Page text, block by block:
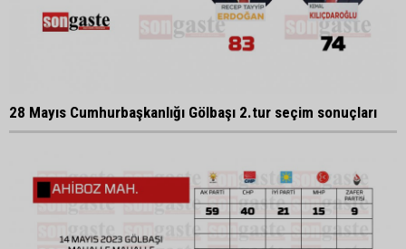
28 Mayıs Cumhurbaşkanlığı Gölbaşı 2.tur seçim sonuçları